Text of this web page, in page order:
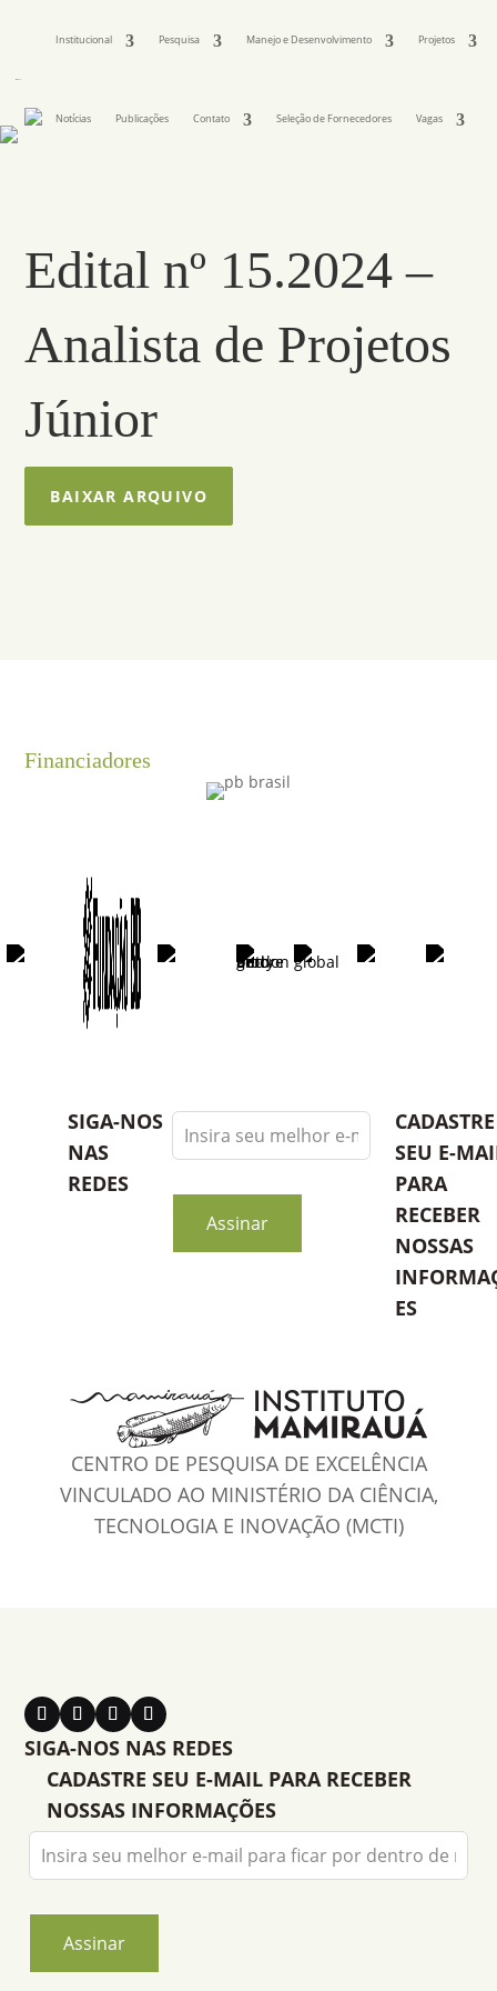
Institucional Pesquisa Manejo e Desenvolvimento Projetos
Notícias Publicações Contato Seleção de Fornecedores Vagas
Edital nº 15.2024 –
Analista de Projetos
Júnior
BAIXAR ARQUIVO
Financiadores
SIGA-NOS
NAS
REDES
Leave
this
blank
Assinar
CADASTRE
SEU E-
PARA
RECEBER
NOSSAS
ES
CENTRO DE PESQUISA DE EXCELÊNCIA
VINCULADO AO MINISTÉRIO DA CIÊNCIA,
TECNOLOGIA E INOVAÇÃO (MCTI)
SIGA-NOS NAS REDES
CADASTRE SEU E-MAIL PARA RECEBER
NOSSAS INFORMAÇÕES
Leave
this
blank
Assinar